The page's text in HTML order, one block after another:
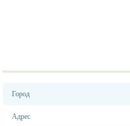
Город
Адрес